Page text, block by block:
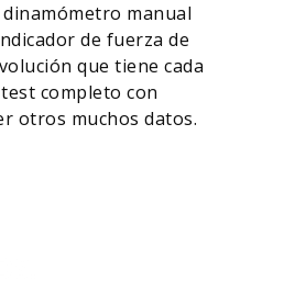
manual
de fuerza de
que tiene cada
completo con
otros muchos datos.